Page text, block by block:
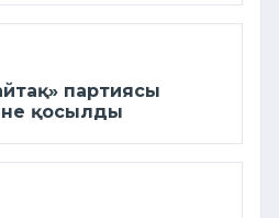
партиясы
қосылды